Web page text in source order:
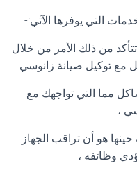
التي يوفرها الآتي:-
من ذلك الأمر من خلال
مع توكيل صيانة زانوسي
مما التي تواجهك مع
،
هو أن تراقب الجهاز
وظائفه ،